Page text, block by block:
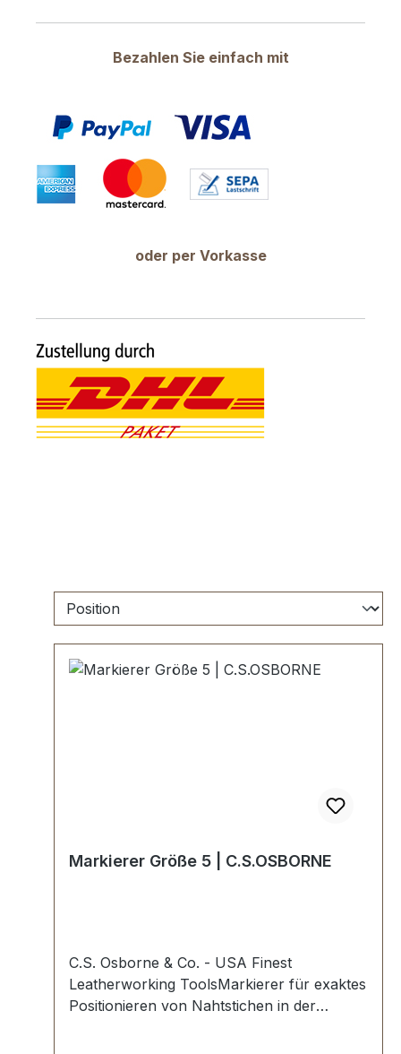
Bezahlen Sie einfach mit
oder per Vorkasse
Markierer Größe 5 | C.S.OSBORNE
C.S. Osborne & Co. - USA Finest
Leatherworking ToolsMarkierer für exaktes
Positionieren von Nahtstichen in der